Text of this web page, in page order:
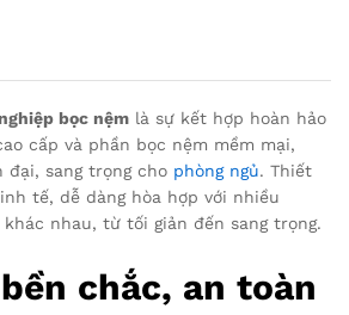
bọc nệm là sự kết hợp hoàn hảo
cấp và phần bọc nệm mềm mại,
đại, sang trọng cho phòng ngủ. Thiết
tế, dễ dàng hòa hợp với nhiều
nhau, từ tối giản đến sang trọng.
chắc, an toàn